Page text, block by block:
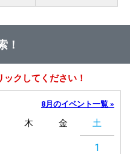
！
クしてください！
8月のイベント一覧 »
木 金 土
1